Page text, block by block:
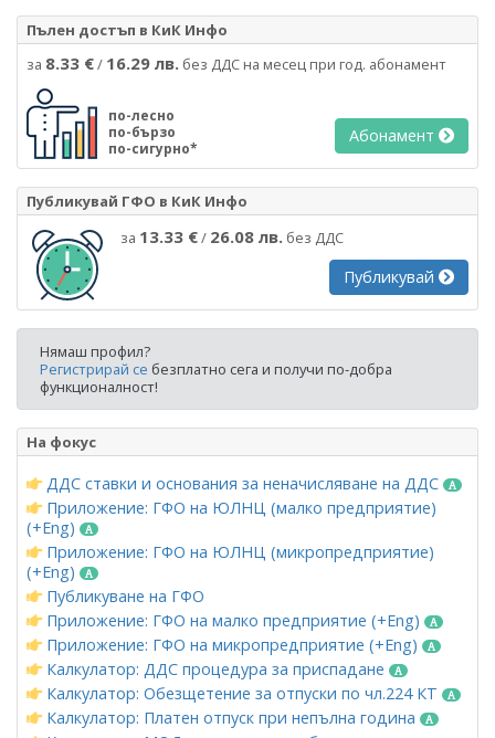
Пълен достъп в КиК Инфо
за 8.33 €/ 16.29 лв. без ДДС на месец при год. абонамент
по-лесно
по-бързо
по-сигурно*
Абонамент
Публикувай ГФО в КиК Инфо
за 13.33 €/ 26.08 лв. без ДДС
Публикувай
Нямаш профил?
Регистрирай се безплатно сега и получи по-добра
функционалност!
На фокус
ДДС ставки и основания за неначисляване на ДДС
Приложение: ГФО на ЮЛНЦ (малко предприятие)
(+Eng)
Приложение: ГФО на ЮЛНЦ (микропредприятие)
(+Eng)
Публикуване на ГФО
Приложение: ГФО на малко предприятие (+Eng)
Приложение: ГФО на микропредприятие (+Eng)
Калкулатор: ДДС процедура за приспадане
Калкулатор: Обезщетение за отпуски по чл.224 КТ
Калкулатор: Платен отпуск при непълна година